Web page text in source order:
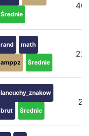
Średnie
40
rand math
amppz Średnie
22
lancuchy_znakow
brut Średnie
2